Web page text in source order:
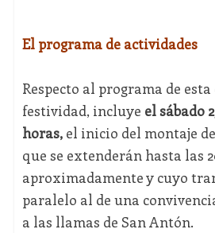
El programa de actividades
Respecto al programa de
festividad, incluye el sábado
horas,el inicio del montaje
que se extenderán hasta las
aproximadamente y cuyo
paralelo al de una
a las llamas de San Antón.